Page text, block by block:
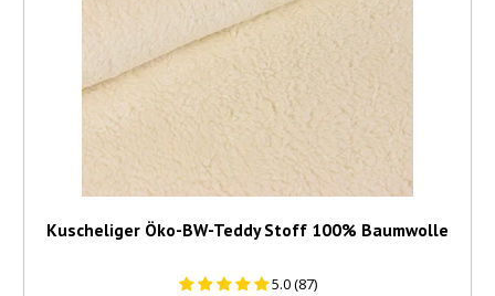
Kuscheliger Öko-BW-Teddy Stoff 100% Baumwolle
5.0 (87)